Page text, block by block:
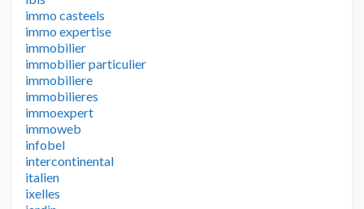
immo casteels
immo expertise
immobilier
immobilier particulier
immobiliere
immobilieres
immoexpert
immoweb
infobel
intercontinental
italien
ixelles